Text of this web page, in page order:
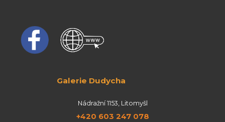
Galerie Dudycha
Nádražní 1153, Litomyšl
+420 603 247 078